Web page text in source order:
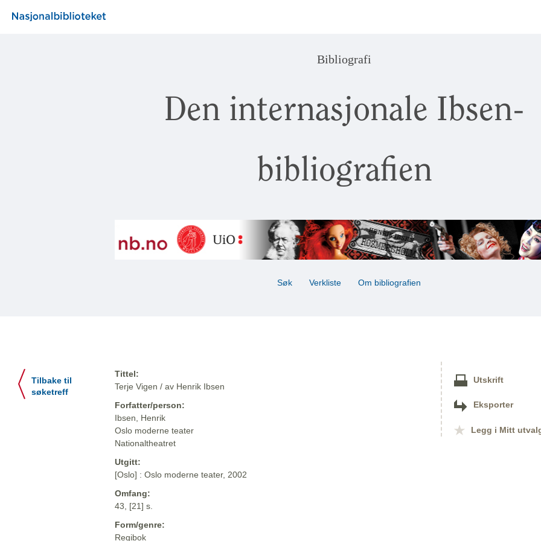
Bibliografi
Den internasjonale Ibsen-
bibliografien
Søk Verkliste Om bibliografien
Tilbake til
søketreff
Tittel:
Terje Vigen / av Henrik Ibsen
Forfatter/person:
Ibsen, Henrik
Oslo moderne teater
Nationaltheatret
Utgitt:
[Oslo] : Oslo moderne teater, 2002
Omfang:
43, [21] s.
Form/genre:
Regibok
Utskrift
Eksporter
Legg i Mitt